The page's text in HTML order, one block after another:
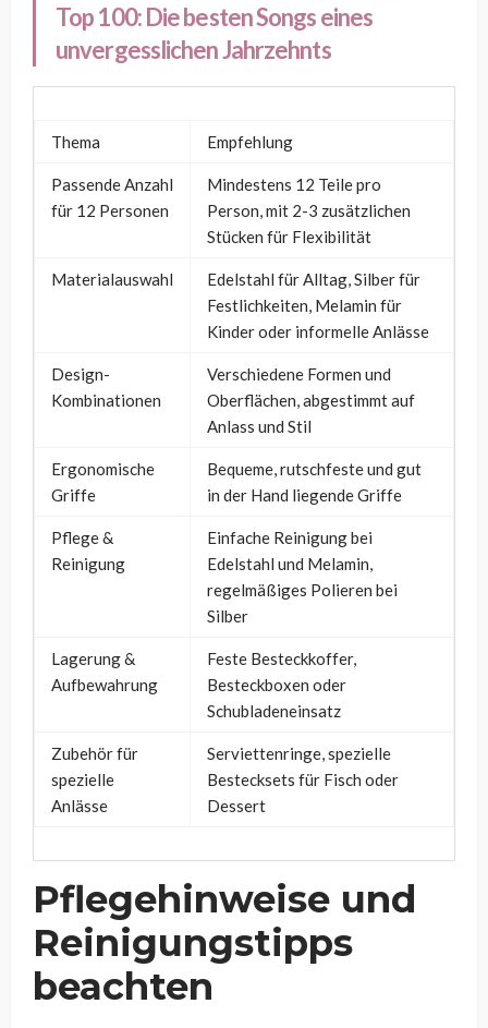
Top 100: Die besten Songs eines
unvergesslichen Jahrzehnts
Thema Empfehlung
Passende Anzahl
für 12 Personen
Mindestens 12 Teile pro
Person, mit 2-3 zusätzlichen
Stücken für Flexibilität
Materialauswahl
Edelstahl für Alltag, Silber für
Festlichkeiten, Melamin für
Kinder oder informelle Anlässe
Design-
Kombinationen
Verschiedene Formen und
Oberflächen, abgestimmt auf
Anlass und Stil
Ergonomische
Griffe
Bequeme, rutschfeste und gut
in der Hand liegende Griffe
Pflege &
Reinigung
Einfache Reinigung bei
Edelstahl und Melamin,
regelmäßiges Polieren bei
Silber
Lagerung &
Aufbewahrung
Feste Besteckkoffer,
Besteckboxen oder
Schubladeneinsatz
Zubehör für
spezielle
Anlässe
Serviettenringe, spezielle
Bestecksets für Fisch oder
Dessert
Pflegehinweise und
Reinigungstipps
beachten